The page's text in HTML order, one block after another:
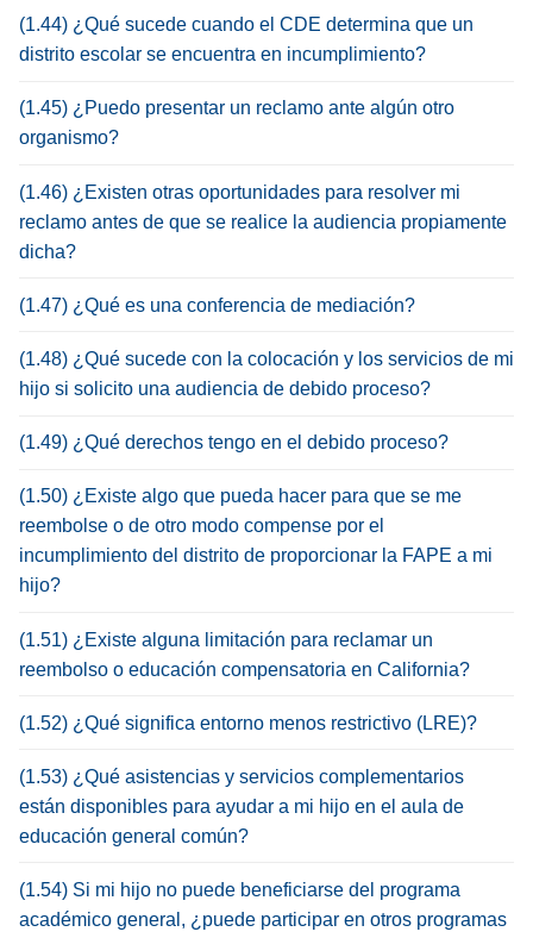
(1.44) ¿Qué sucede cuando el CDE determina que un
distrito escolar se encuentra en incumplimiento?
(1.45) ¿Puedo presentar un reclamo ante algún otro
organismo?
(1.46) ¿Existen otras oportunidades para resolver mi
reclamo antes de que se realice la audiencia propiamente
dicha?
(1.47) ¿Qué es una conferencia de mediación?
(1.48) ¿Qué sucede con la colocación y los servicios de mi
hijo si solicito una audiencia de debido proceso?
(1.49) ¿Qué derechos tengo en el debido proceso?
(1.50) ¿Existe algo que pueda hacer para que se me
reembolse o de otro modo compense por el
incumplimiento del distrito de proporcionar la FAPE a mi
hijo?
(1.51) ¿Existe alguna limitación para reclamar un
reembolso o educación compensatoria en California?
(1.52) ¿Qué significa entorno menos restrictivo (LRE)?
(1.53) ¿Qué asistencias y servicios complementarios
están disponibles para ayudar a mi hijo en el aula de
educación general común?
(1.54) Si mi hijo no puede beneficiarse del programa
académico general, ¿puede participar en otros programas